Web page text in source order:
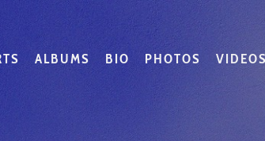
ALBUMS BIO PHOTOS VIDEOS